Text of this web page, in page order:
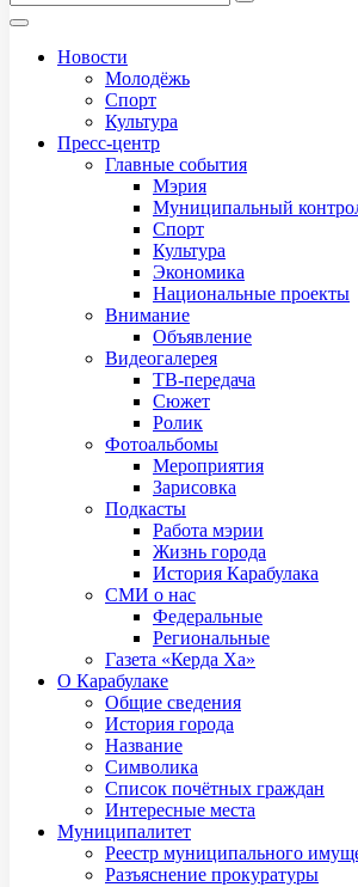
Новости
Молодёжь
Спорт
Культура
Пресс-центр
Главные события
Мэрия
Муниципальный
Спорт
Культура
Экономика
Национальные проекты
Внимание
Объявление
Видеогалерея
ТВ-передача
Сюжет
Ролик
Фотоальбомы
Мероприятия
Зарисовка
Подкасты
Работа мэрии
Жизнь города
История Карабулака
СМИ о нас
Федеральные
Региональные
Газета «Керда Ха»
О Карабулаке
Общие сведения
История города
Название
Символика
Список почётных граждан
Интересные места
Муниципалитет
Реестр муниципального
Разъяснение прокуратуры